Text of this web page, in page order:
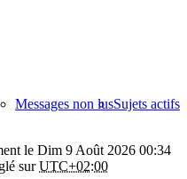
Sujets actifs
Messages non lus
le Dim 9 Août 2026 00:34
surUTC+02:00